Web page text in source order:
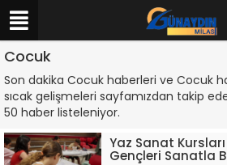
Cocuk
Son dakika Cocuk haberleri ve Cocuk
sıcak gelişmeleri sayfamızdan takip
50 haber listeleniyor.
Yaz Sanat
Gençleri Sanatla